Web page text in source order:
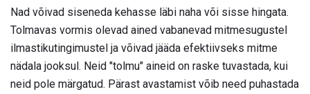
Nad võivad siseneda kehasse läbi naha või sisse hingata.
Tolmavas vormis olevad ained vabanevad mitmesugustel
ilmastikutingimustel ja võivad jääda efektiivseks mitme
nädala jooksul. Neid "tolmu" aineid on raske tuvastada, kui
neid pole märgatud. Pärast avastamist võib need puhastada